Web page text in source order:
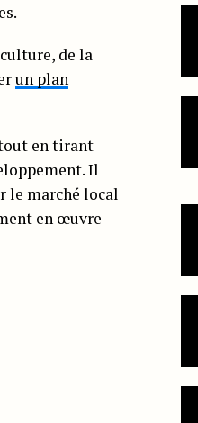
de la
un plan
en tirant
Il
le marché local
en œuvre